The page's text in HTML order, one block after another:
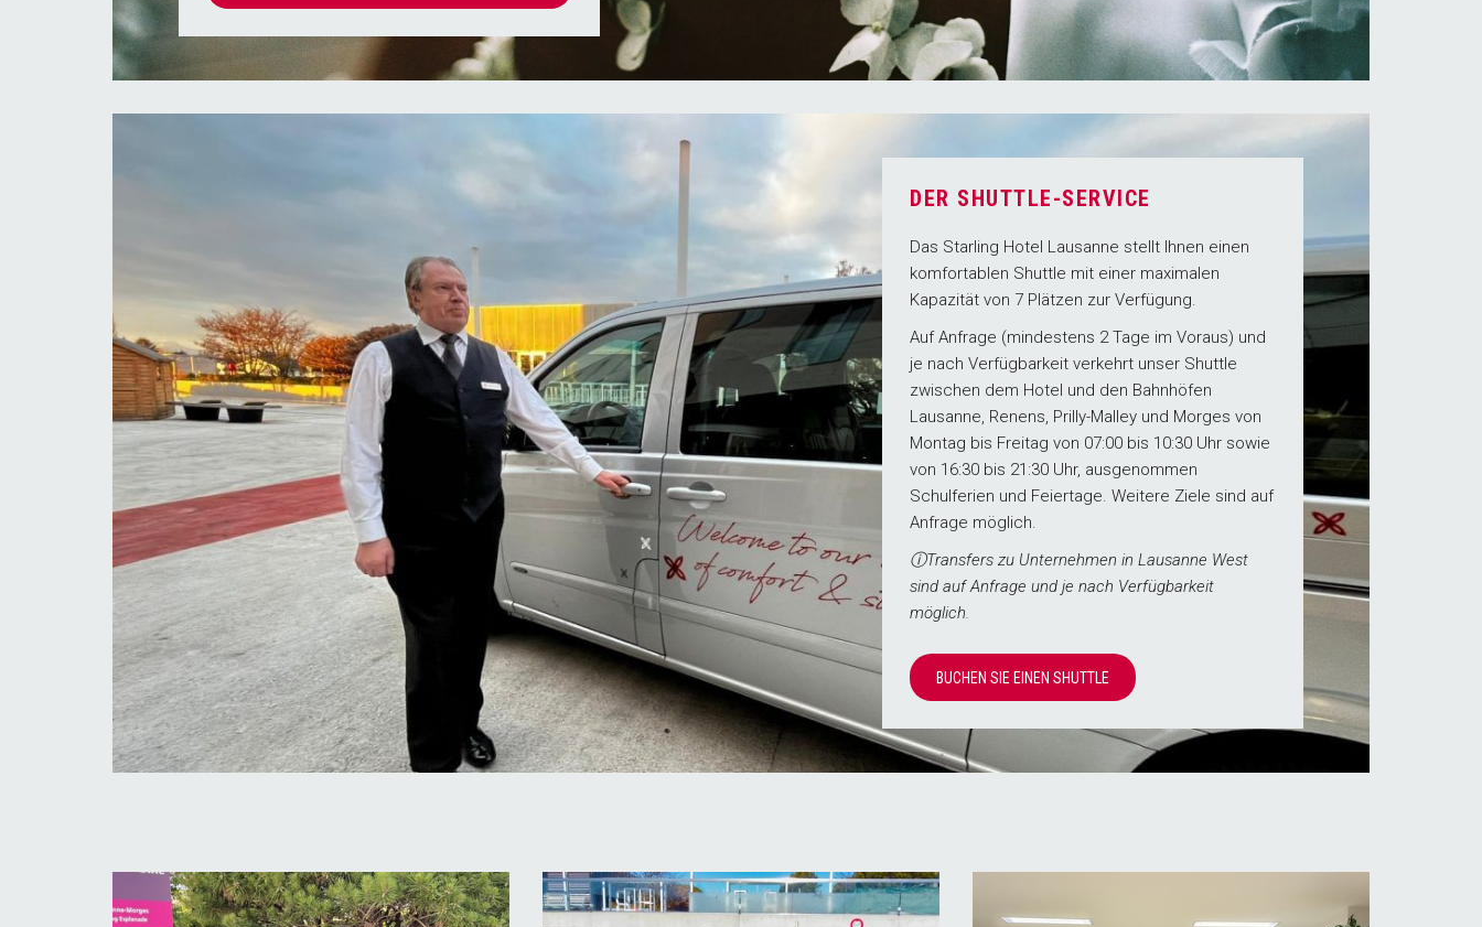
DER SHUTTLE-SERVICE
Das Starling Hotel Lausanne stellt Ihnen einen
komfortablen Shuttle mit einer maximalen
Kapazität von 7 Plätzen zur Verfügung.
Auf Anfrage (mindestens 2 Tage im Voraus) und
je nach Verfügbarkeit verkehrt unser Shuttle
zwischen dem Hotel und den Bahnhöfen
Lausanne, Renens, Prilly-Malley und Morges von
Montag bis Freitag von 07:00 bis 10:30 Uhr sowie
von 16:30 bis 21:30 Uhr, ausgenommen
Schulferien und Feiertage. Weitere Ziele sind auf
Anfrage möglich.
ⓘTransfers zu Unternehmen in Lausanne West
sind auf Anfrage und je nach Verfügbarkeit
möglich.
BUCHEN SIE EINEN SHUTTLE